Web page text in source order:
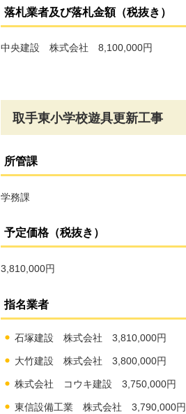
落札業者及び落札金額（税抜き）
中央建設 株式会社 8,100,000円
取手東小学校遊具更新工事
所管課
学務課
予定価格（税抜き）
3,810,000円
指名業者
石塚建設 株式会社 3,810,000円
大竹建設 株式会社 3,800,000円
株式会社 コウキ建設 3,750,000円
東信設備工業 株式会社 3,790,000円